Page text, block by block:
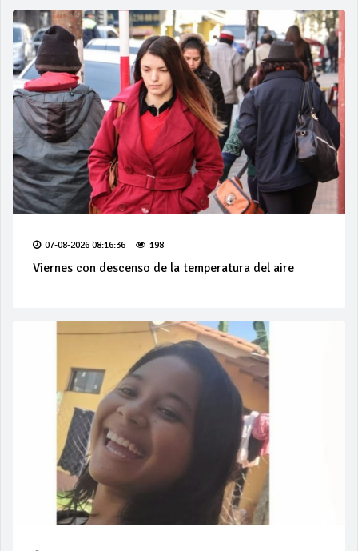
07-08-2026 08:16:36 198
Viernes con descenso de la temperatura del aire